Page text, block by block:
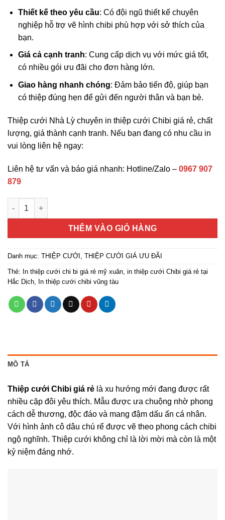
Thiết kế theo yêu cầu: Có đội ngũ thiết kế chuyên
nghiệp hỗ trợ vẽ hình chibi phù hợp với sở thích của
bạn.
Giá cả cạnh tranh: Cung cấp dịch vụ với mức giá tốt,
có nhiều gói ưu đãi cho đơn hàng lớn.
Giao hàng nhanh chóng: Đảm bảo tiến độ, giúp bạn
có thiệp đúng hẹn để gửi đến người thân và bạn bè.
Thiệp cưới Nhà Lỳ chuyên in thiệp cưới Chibi giá rẻ, chất
lượng, giá thành cạnh tranh. Nếu bạn đang có nhu cầu in
vui lòng liên hệ ngay:
Liên hệ tư vấn và báo giá nhanh: Hotline/Zalo – 0967 907
879
Thiệp cưới Chibi giá rẻ số lượng
THÊM VÀO GIỎ HÀNG
Danh mục: THIỆP CƯỚI , THIỆP CƯỚI GIÁ ƯU ĐÃI
Thẻ: In thiệp cưới chi bi giá rẻ mỹ xuân, in thiệp cưới Chibi giá rẻ tại
Hắc Dịch, In thiệp cưới chibi vũng tàu
MÔ TẢ
Thiệp cưới Chibi giá rẻ là xu hướng mới đang được rất
nhiều cặp đôi yêu thích. Mẫu được ưa chuộng nhờ phong
cách dễ thương, độc đáo và mang đậm dấu ấn cá nhân.
Với hình ảnh cô dâu chú rể được vẽ theo phong cách chibi
ngộ nghĩnh. Thiệp cưới không chỉ là lời mời mà còn là một
kỷ niệm đáng nhớ.